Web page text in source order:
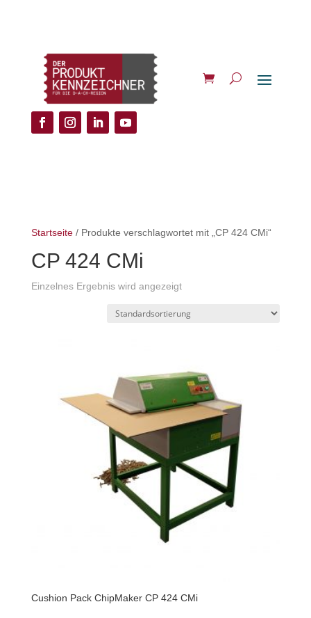
Startseite/ Produkte verschlagwortet mit „CP 424 CMi“
CP 424 CMi
Einzelnes Ergebnis wird angezeigt
Cushion Pack ChipMaker CP 424 CMi